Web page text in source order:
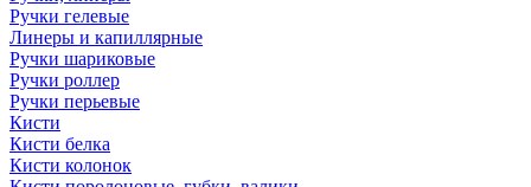
Ручки гелевые
Линеры и капиллярные
Ручки шариковые
Ручки роллер
Ручки перьевые
Кисти
Кисти белка
Кисти колонок